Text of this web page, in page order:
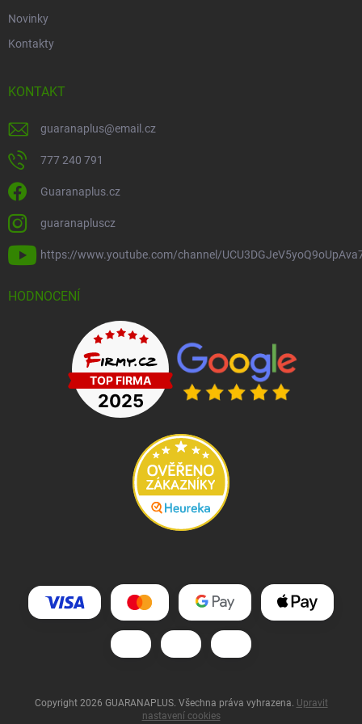
Novinky
Kontakty
KONTAKT
guaranaplus@email.cz
777 240 791
Guaranaplus.cz
guaranapluscz
https://www.youtube.com/channel/
HODNOCENÍ
Copyright 2026 GUARANAPLUS. Všechna práva vyhrazena. Upravit
nastavení cookies